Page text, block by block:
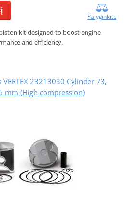
Palyginkite
kit designed to boost engine
and efficiency.
23213030 Cylinder 73,
mm (High compression)